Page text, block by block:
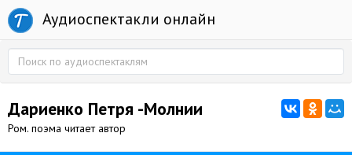
Аудиоспектакли онлайн
Дариенко Петря -Молнии
Ром. поэма читает автор